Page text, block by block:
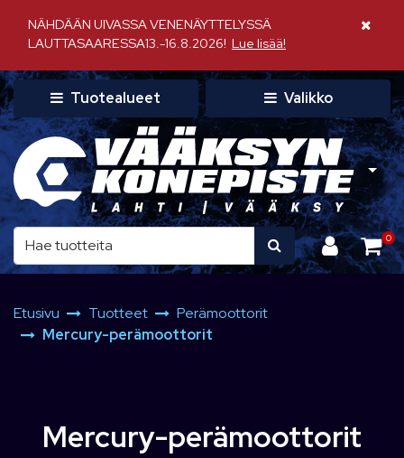
NÄHDÄÄN UIVASSA VENENÄYTTELYSSÄ
LAUTTASAARESSA13.-16.8.2026! Lue lisää!
Sulje
Tuotealueet Valikko
0
Etusivu Tuotteet
Perämoottorit
Mercury-perämoottorit
Mercury-perämoottorit